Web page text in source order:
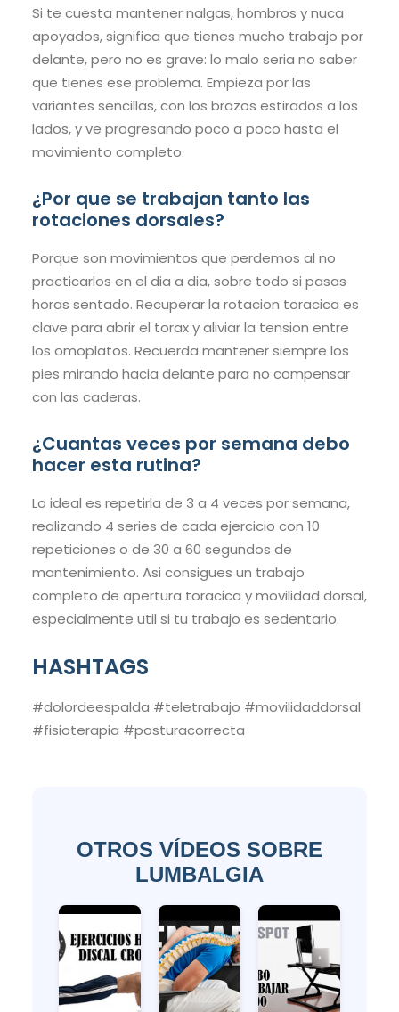
Si te cuesta mantener nalgas, hombros y nuca
apoyados, significa que tienes mucho trabajo por
delante, pero no es grave: lo malo seria no saber
que tienes ese problema. Empieza por las
variantes sencillas, con los brazos estirados a los
lados, y ve progresando poco a poco hasta el
movimiento completo.
¿Por que se trabajan tanto las
rotaciones dorsales?
Porque son movimientos que perdemos al no
practicarlos en el dia a dia, sobre todo si pasas
horas sentado. Recuperar la rotacion toracica es
clave para abrir el torax y aliviar la tension entre
los omoplatos. Recuerda mantener siempre los
pies mirando hacia delante para no compensar
con las caderas.
¿Cuantas veces por semana debo
hacer esta rutina?
Lo ideal es repetirla de 3 a 4 veces por semana,
realizando 4 series de cada ejercicio con 10
repeticiones o de 30 a 60 segundos de
mantenimiento. Asi consigues un trabajo
completo de apertura toracica y movilidad dorsal,
especialmente util si tu trabajo es sedentario.
HASHTAGS
#dolordeespalda #teletrabajo #movilidaddorsal
#fisioterapia #posturacorrecta
OTROS VÍDEOS SOBRE
LUMBALGIA